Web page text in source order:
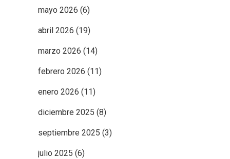
mayo 2026 (6)
abril 2026 (19)
marzo 2026 (14)
febrero 2026 (11)
enero 2026 (11)
diciembre 2025 (8)
septiembre 2025 (3)
julio 2025 (6)